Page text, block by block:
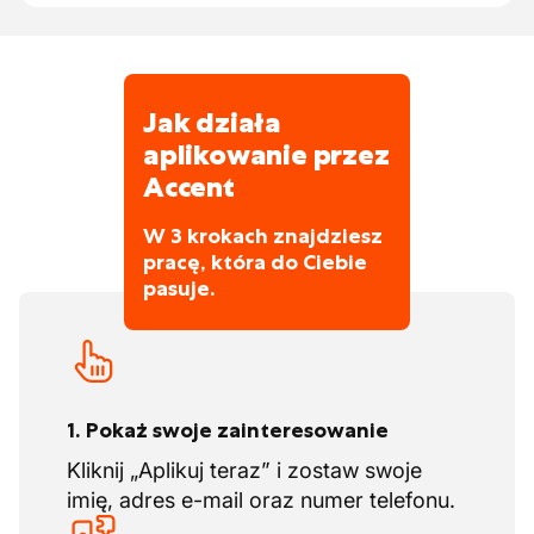
Jak działa
aplikowanie przez
Accent
W 3 krokach znajdziesz
pracę, która do Ciebie
pasuje.
1. Pokaż swoje zainteresowanie
Kliknij „Aplikuj teraz” i zostaw swoje
imię, adres e-mail oraz numer telefonu.